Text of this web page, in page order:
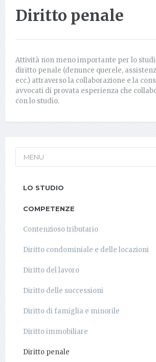
Diritto penale
Attività non meno importante per lo
diritto penale (denunce querele,
ecc.) attraverso la collaborazione e la
avvocati di provata esperienza che
con lo studio.
MENU
LO STUDIO
COMPETENZE
Contenzioso tributario
Diritto condominiale e delle locazioni
Diritto del lavoro
Diritto delle successioni
Diritto di famiglia e minorile
Diritto immobiliare
Diritto penale